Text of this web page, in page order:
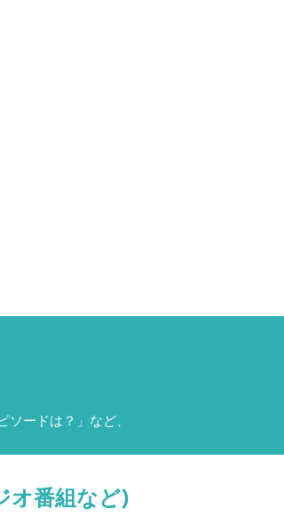
ソードは？」など、
オ番組など)